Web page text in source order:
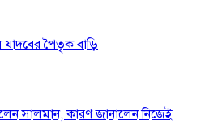
পৈতৃক বাড়ি
সালমান, কারণ জানালেন নিজেই